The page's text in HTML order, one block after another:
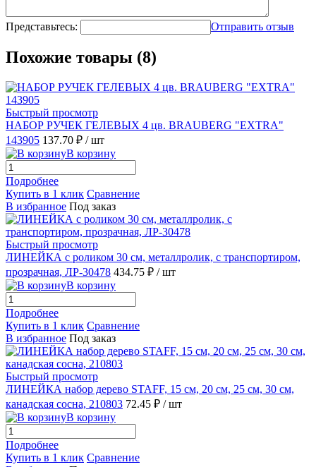
Представьтесь: Отправить отзыв
Похожие товары (8)
Быстрый просмотр
НАБОР РУЧЕК ГЕЛЕВЫХ 4 цв. BRAUBERG "EXTRA"
143905 137.70 ₽ / шт
В корзину
Подробнее
Купить в 1 клик Сравнение
В избранное Под заказ
Быстрый просмотр
ЛИНЕЙКА с роликом 30 см, металлролик, с транспортиром,
прозрачная, ЛР-30478 434.75 ₽ / шт
В корзину
Подробнее
Купить в 1 клик Сравнение
В избранное Под заказ
Быстрый просмотр
ЛИНЕЙКА набор дерево STAFF, 15 см, 20 см, 25 см, 30 см,
канадская сосна, 210803 72.45 ₽ / шт
В корзину
Подробнее
Купить в 1 клик Сравнение